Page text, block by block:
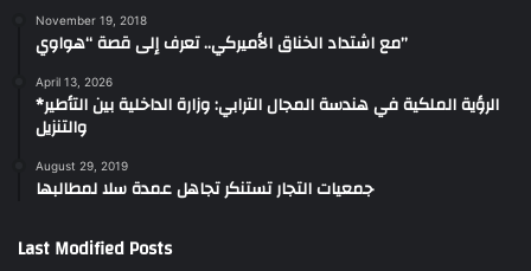
November 19, 2018
مع اشتداد الخناق الأميركي.. تعرف إلى قصة “هواوي”
April 13, 2026
*الرؤية الملكية في هندسة المجال الترابي: وزارة الداخلية بين التأطير
والتنزيل
August 29, 2019
جمعيات التجار تستنكر تجاهل عمدة سلا لمطالبها
Last Modified Posts